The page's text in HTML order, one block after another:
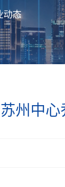
动态
州中心